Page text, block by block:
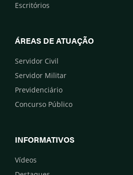
Escritórios
ÁREAS DE ATUAÇÃO
Servidor Civil
Servidor Militar
Previdenciário
Concurso Público
INFORMATIVOS
Vídeos